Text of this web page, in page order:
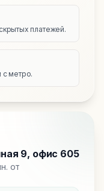
платежей.
с метро.
9, офис 605
от